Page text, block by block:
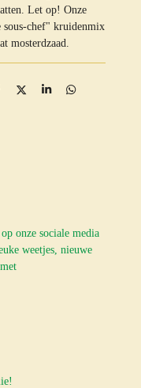
Let op! Onze
sous-chef" kruidenmix
mosterdzaad.
D
S
D
onze sociale media
weetjes, nieuwe